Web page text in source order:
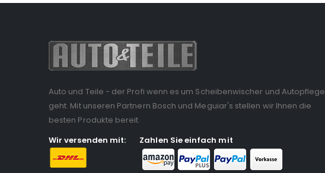
Auto und Teile - der Profi wenn es um Scheibenwischer und Autopflege
geht. Mit unseren Partnern Bosch und Meguiar's stellen wir Ihnen die
besten Produkte bereit.
Wir versenden mit:
Zahlen Sie einfach mit